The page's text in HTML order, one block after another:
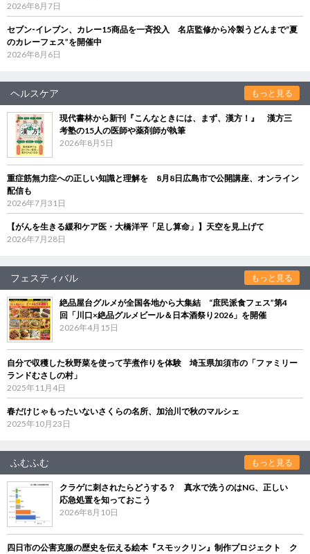
2026年8月7日
セブン‐イレブン、カレー15商品を一斉投入 名店監修から冷製うどんまで“夏
のカレーフェス”を開催中
2026年8月6日
ヘルスケア もっと見る
現代書林から新刊『こんなときには、まず、漢方！』 漢方三
考塾の15人の医師や薬剤師が執筆
2026年8月5日
重症筋無力症への正しい知識と理解を 8月8日広島市で公開講座、オンライン
配信も
2026年7月31日
【がんを生きる緩和ケア医・大橋洋平「足し算命」】天空を見上げて
2026年7月28日
フェスティバル もっと見る
絶品屋台グルメが全国各地から大集結 “庶民派食フェス”第4
回「川口×絶品グルメビール＆日本酒祭り2026」を開催
2026年4月15日
自分で収穫した秋野菜を使って芋煮作りを体験 埼玉県加須市の「ファミリー
ランドむさしの村」
2025年11月4日
春だけじゃもったいないさくらの名所、加治川で秋のマルシェ
2025年10月23日
ふむふむ もっと見る
クラゲに刺されたらどうする？ 真水で洗うのはNG、正しい
応急処置を知っておこう
2026年8月10日
四日市の公害克服の歴史を伝える絵本『スモックリン』制作プロジェクト ク